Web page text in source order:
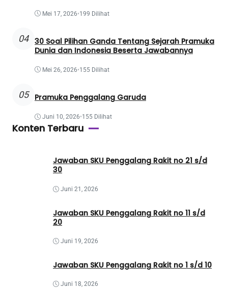
Mei 17, 2026•199 Dilihat
04 30 Soal Pilihan Ganda Tentang Sejarah Pramuka
Dunia dan Indonesia Beserta Jawabannya
Mei 26, 2026•155 Dilihat
05 Pramuka Penggalang Garuda
Juni 10, 2026•155 Dilihat
Konten Terbaru
Jawaban SKU Penggalang Rakit no 21 s/d
30
Juni 21, 2026
Jawaban SKU Penggalang Rakit no 11 s/d
20
Juni 19, 2026
Jawaban SKU Penggalang Rakit no 1 s/d 10
Juni 18, 2026